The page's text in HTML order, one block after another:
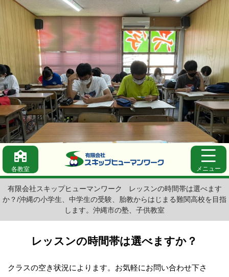
各教室 メニュー
有限会社スキップヒューマンワーク
レッスンの時間帯は選べます
か？/沖縄の小学生、中学生の受験、胎教からはじまる難関高校を目指
します。沖縄市の塾、子供教室
レッスンの時間帯は選べますか？
クラスの空き状況によります。お気軽にお問い合わせ下さ